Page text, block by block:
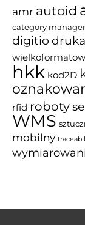
amr autoid
category
digitio
hkk kod2D
rfid roboty
WMS
mobilny